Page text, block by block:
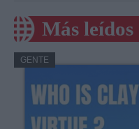
Más leídos
GENTE